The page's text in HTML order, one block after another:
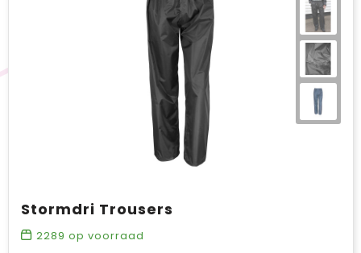
Brievenbuspakketten
Stormdri Trousers
2289 op voorraad